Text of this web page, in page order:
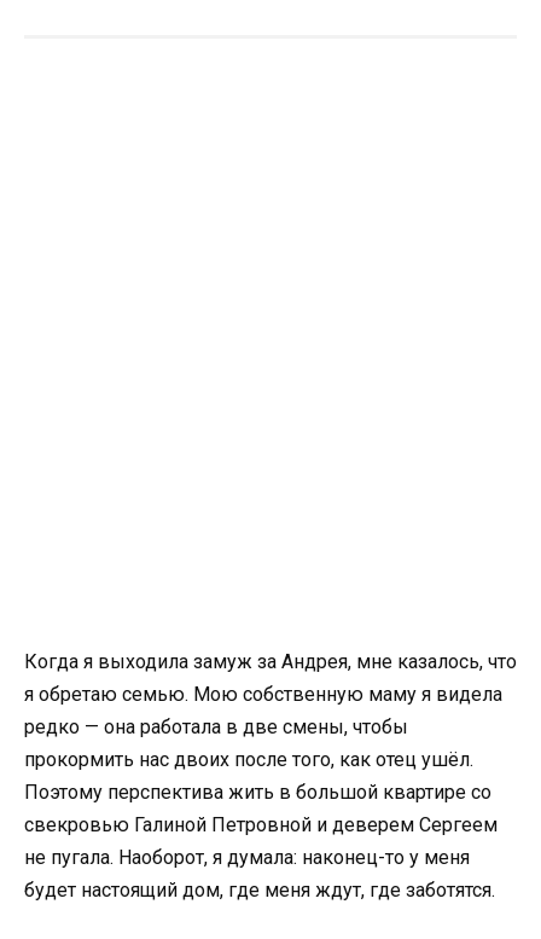
Когда я выходила замуж за Андрея, мне казалось, что
я обретаю семью. Мою собственную маму я видела
редко — она работала в две смены, чтобы
прокормить нас двоих после того, как отец ушёл.
Поэтому перспектива жить в большой квартире со
свекровью Галиной Петровной и деверем Сергеем
не пугала. Наоборот, я думала: наконец-то у меня
будет настоящий дом, где меня ждут, где заботятся.